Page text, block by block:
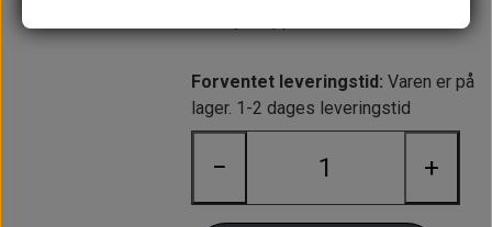
Forventet leveringstid: Varen er på
lager. 1-2 dages leveringstid
− +